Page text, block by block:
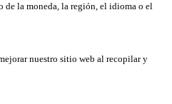
de la moneda, la región, el idioma o el
nuestro sitio web al recopilar y